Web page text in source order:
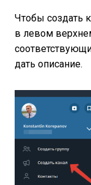
Чтобы создать
в левом
дать описание.